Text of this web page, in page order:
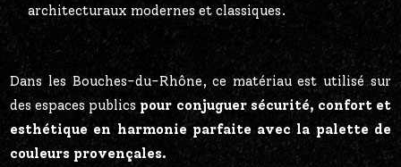
architecturaux modernes et classiques.
Dans les Bouches-du-Rhône, ce matériau est utilisé sur
des espaces publics pour conjuguer sécurité, confort et
esthétique en harmonie parfaite avec la palette de
couleurs provençales.